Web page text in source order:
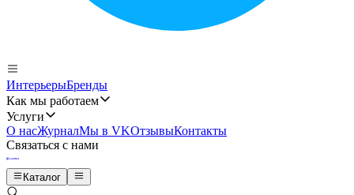
ИнтерьерыБренды
Как мы работаем
Услуги
О насЖурналМы в VKОтзывыКонтакты
Связаться с нами
Каталог